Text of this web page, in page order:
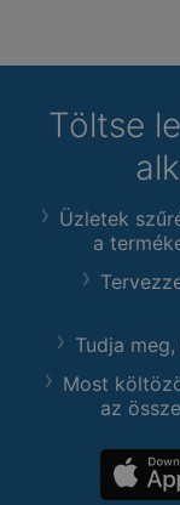
Töltse le
Üzletek
a
Tudja
Most
az